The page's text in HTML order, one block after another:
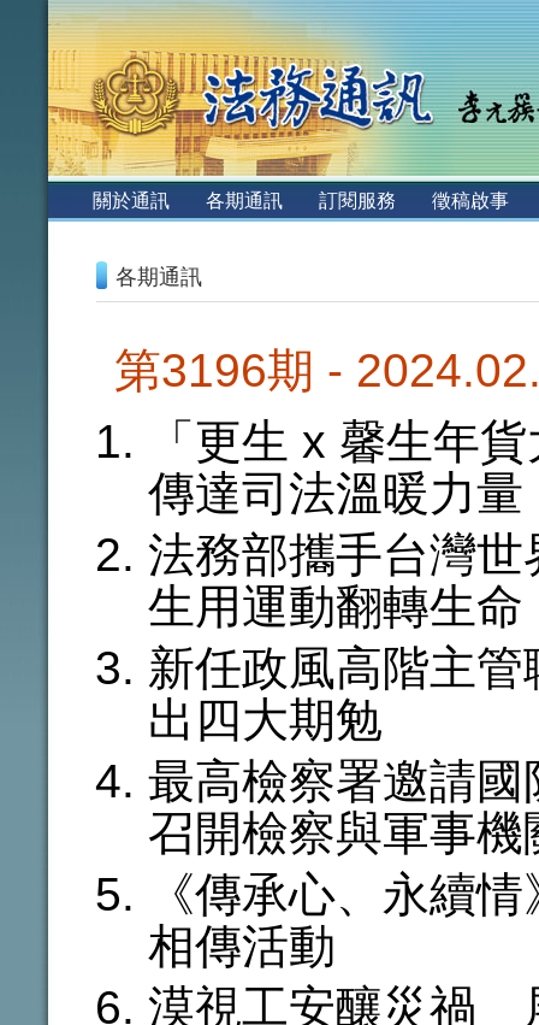
關於通訊 各期通訊 訂閱服務
徵稿啟事
各期通訊
第3196期 -
「更生 x 馨生年
傳達司法溫暖力量
法務部攜手台灣
生用運動翻轉生命
新任政風高階主
出四大期勉
最高檢察署邀請
召開檢察與軍事機
《傳承心、永續
相傳活動
漠視工安釀災禍